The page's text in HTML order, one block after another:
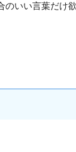
いい言葉だけ